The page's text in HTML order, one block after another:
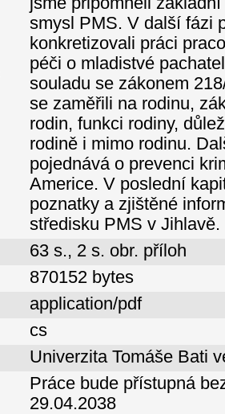
smysl PMS. V další fázi
konkretizovali práci
péči o mladistvé
souladu se zákonem
se zaměřili na rodinu,
rodin, funkci rodiny,
rodině i mimo rodinu.
pojednává o prevenci
Americe. V poslední
poznatky a zjištěné
středisku PMS v Jihlavě.
63 s., 2 s. obr. příloh
870152 bytes
application/pdf
cs
Univerzita Tomáše Bati
Práce bude přístupná
29.04.2038